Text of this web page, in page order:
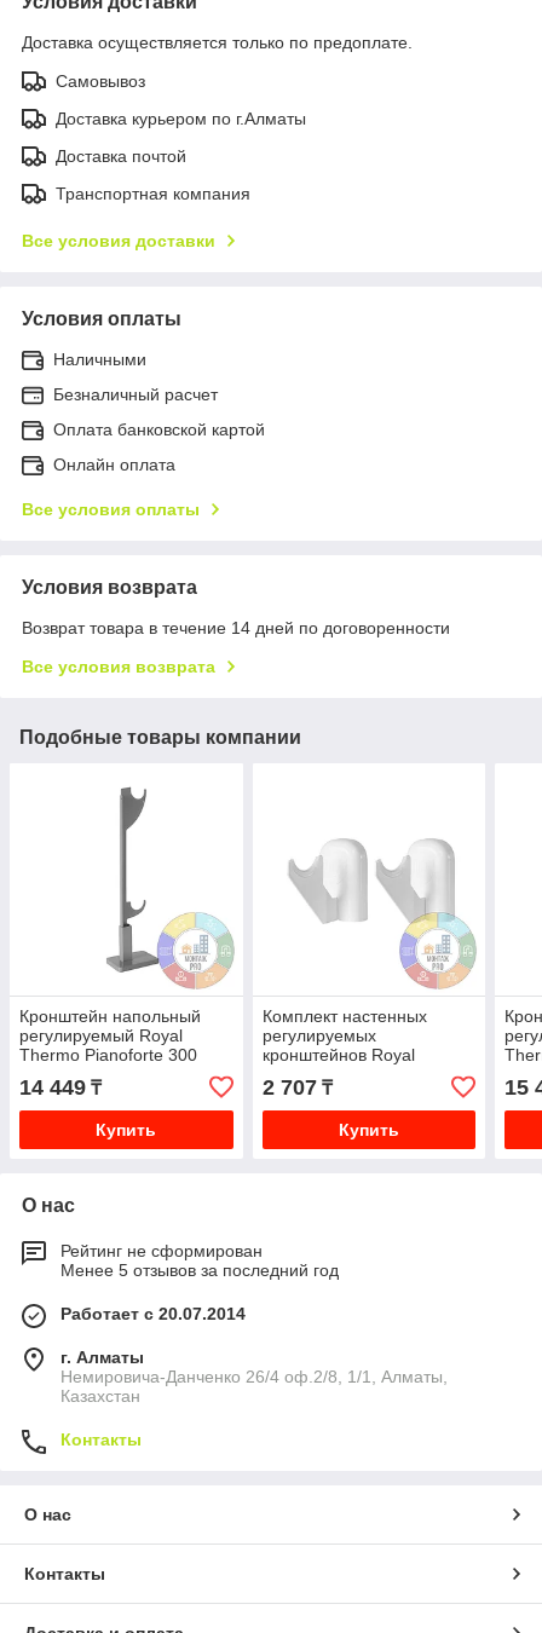
Доставка осуществляется только по предоплате.
Самовывоз
Доставка курьером по г.Алматы
Доставка почтой
Транспортная компания
Все условия доставки
Условия оплаты
Наличными
Безналичный расчет
Оплата банковской картой
Онлайн оплата
Все условия оплаты
Условия возврата
Возврат товара в течение 14 дней по договоренности
Все условия возврата
Подобные товары компании
Кронштейн напольный
регулируемый Royal
Thermo Pianoforte 300
серебристый
14 449 ₸
Купить
Комплект настенных
регулируемых
кронштейнов Royal
Thermo Design 80 White
(белые)
2 707₸
Купить
15
О нас
Рейтинг не сформирован
Менее 5 отзывов за последний год
Работает с 20.07.2014
г. Алматы
Немировича-Данченко 26/4 оф.2/8, 1/1, Алматы,
Казахстан
Контакты
О нас
Контакты